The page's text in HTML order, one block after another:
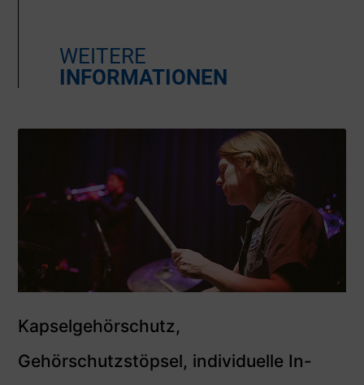
WEITERE
INFORMATIONEN
Kapselgehörschutz,
Gehörschutzstöpsel, individuelle In-